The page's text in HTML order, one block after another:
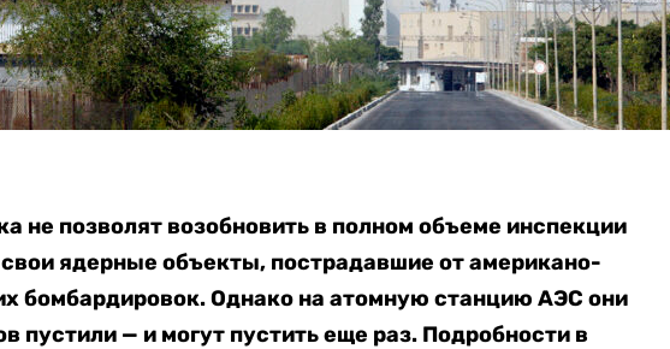
не позволят возобновить в полном объеме инспекции
ядерные объекты, пострадавшие от американо-
бомбардировок. Однако на атомную станцию АЭС они
пустили — и могут пустить еще раз. Подробности в